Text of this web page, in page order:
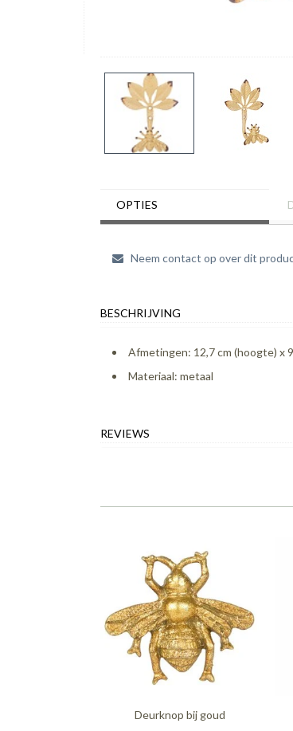
OPTIES
Neem contact op over dit
BESCHRIJVING
Afmetingen: 12,7 cm (hoogte) x
Materiaal: metaal
REVIEWS
Deurknop bij goud